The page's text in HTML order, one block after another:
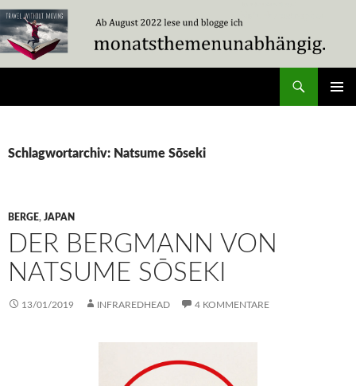
Zum
Inhalt
springen
Schlagwortarchiv: Natsume Sōseki
BERGE, JAPAN
DER BERGMANN VON
NATSUME SŌSEKI
13/01/2019 INFRAREDHEAD 4 KOMMENTARE